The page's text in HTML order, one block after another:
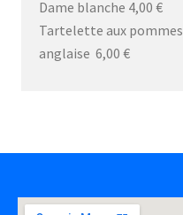
Dame blanche 4,00 €
Tartelette aux
anglaise 6,00 €